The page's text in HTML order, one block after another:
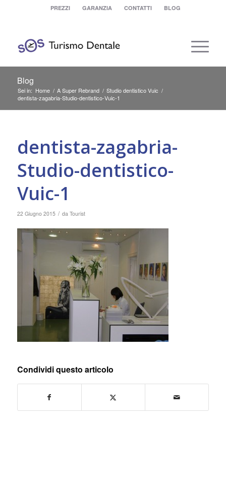
PREZZI GARANZIA CONTATTI BLOG
Blog
Sei in: Home / A Super Rebrand / Studio dentistico Vuic /
dentista-zagabria-Studio-dentistico-Vuic-1
dentista-zagabria-
Studio-dentistico-
Vuic-1
22 Giugno 2015 / da Tourist
Condividi questo articolo